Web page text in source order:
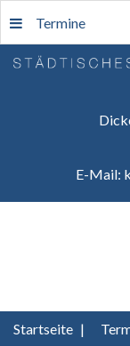
E-Mail:
Termine
Startseite |